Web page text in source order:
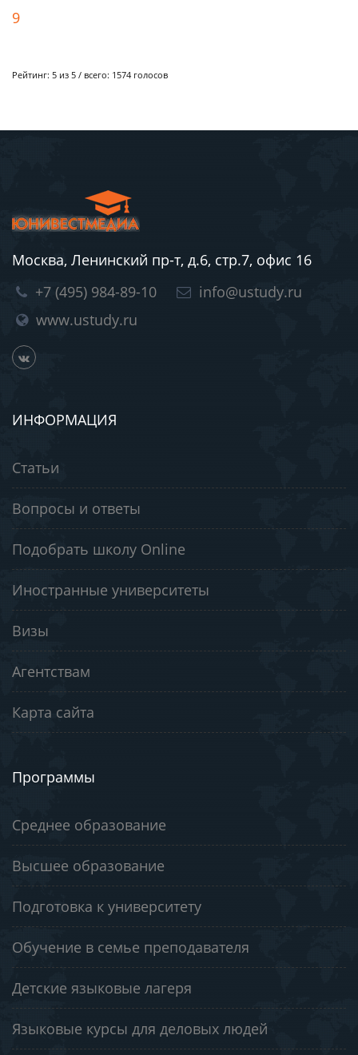
9
Рейтинг: 5 из 5 / всего: 1574 голосов
Москва, Ленинский пр-т, д.6, стр.7, офис 16
+7 (495) 984-89-10
info@ustudy.ru
www.ustudy.ru
ИНФОРМАЦИЯ
Статьи
Вопросы и ответы
Подобрать школу Online
Иностранные университеты
Визы
Агентствам
Карта сайта
Программы
Среднее образование
Высшее образование
Подготовка к университету
Обучение в семье преподавателя
Детские языковые лагеря
Языковые курсы для деловых людей